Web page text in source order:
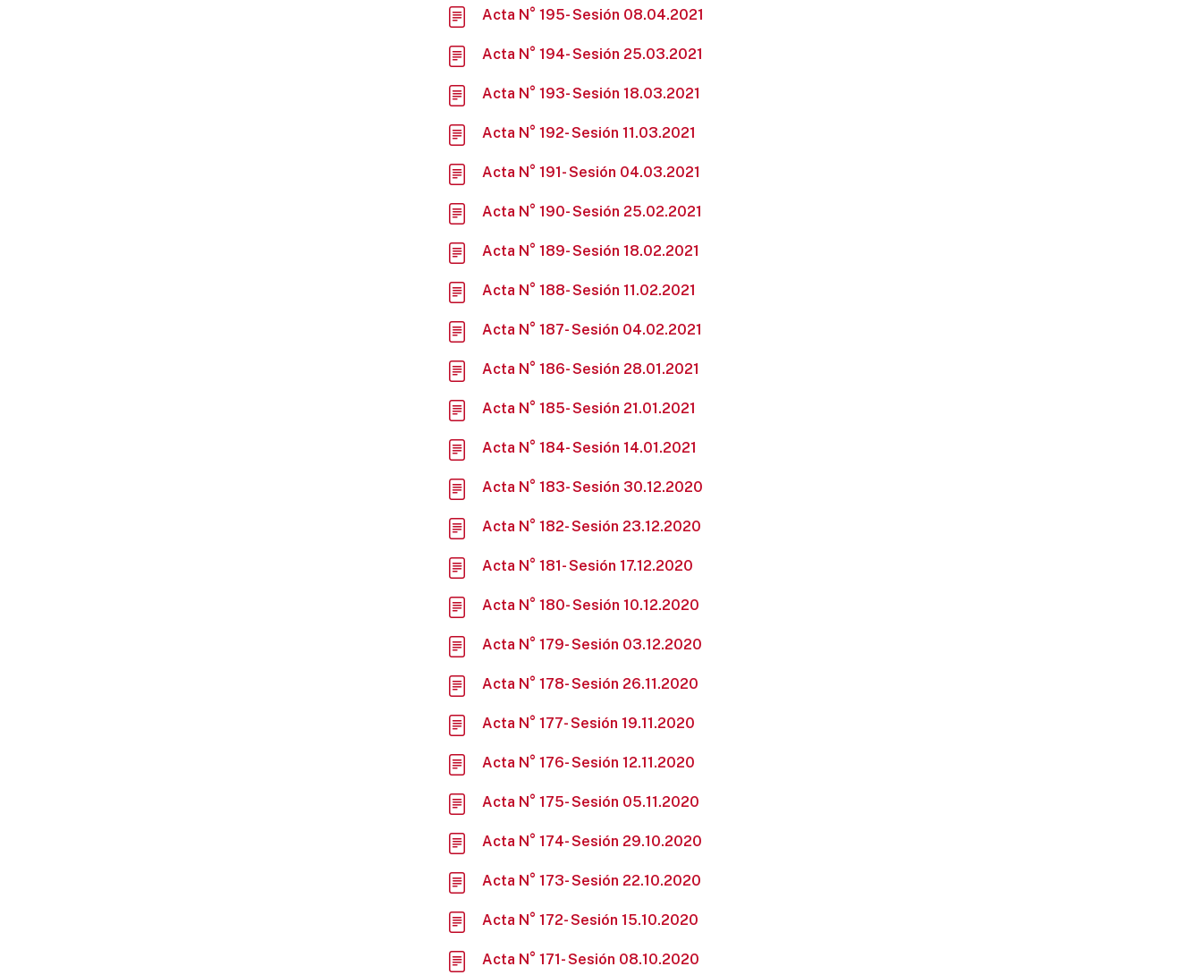
Acta N° 195- Sesión 08.04.2021
Acta N° 194- Sesión 25.03.2021
Acta N° 193- Sesión 18.03.2021
Acta N° 192- Sesión 11.03.2021
Acta N° 191- Sesión 04.03.2021
Acta N° 190- Sesión 25.02.2021
Acta N° 189- Sesión 18.02.2021
Acta N° 188- Sesión 11.02.2021
Acta N° 187- Sesión 04.02.2021
Acta N° 186- Sesión 28.01.2021
Acta N° 185- Sesión 21.01.2021
Acta N° 184- Sesión 14.01.2021
Acta N° 183- Sesión 30.12.2020
Acta N° 182- Sesión 23.12.2020
Acta N° 181- Sesión 17.12.2020
Acta N° 180- Sesión 10.12.2020
Acta N° 179- Sesión 03.12.2020
Acta N° 178- Sesión 26.11.2020
Acta N° 177- Sesión 19.11.2020
Acta N° 176- Sesión 12.11.2020
Acta N° 175- Sesión 05.11.2020
Acta N° 174- Sesión 29.10.2020
Acta N° 173- Sesión 22.10.2020
Acta N° 172- Sesión 15.10.2020
Acta N° 171- Sesión 08.10.2020